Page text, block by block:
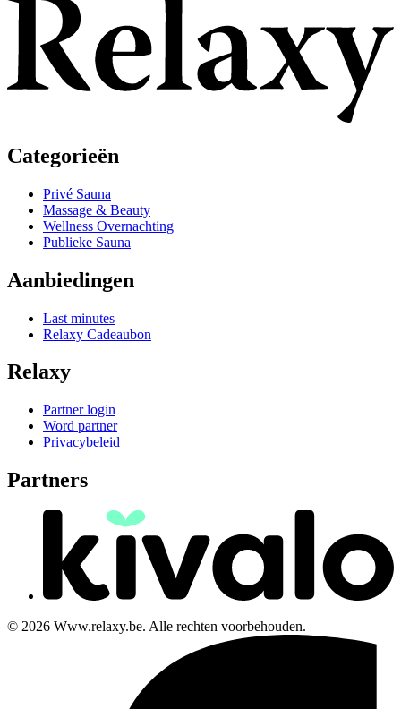
Categorieën
Privé Sauna
Massage & Beauty
Wellness Overnachting
Publieke Sauna
Aanbiedingen
Last minutes
Relaxy Cadeaubon
Relaxy
Partner login
Word partner
Privacybeleid
Partners
© 2026 Www.relaxy.be. Alle rechten voorbehouden.